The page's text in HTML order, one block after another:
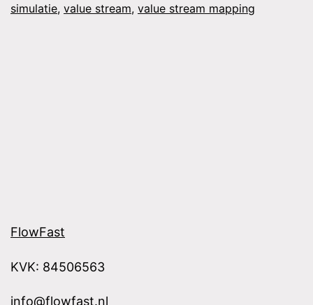
simulatie, value stream, value stream mapping
FlowFast
KVK: 84506563
info@flowfast.nl